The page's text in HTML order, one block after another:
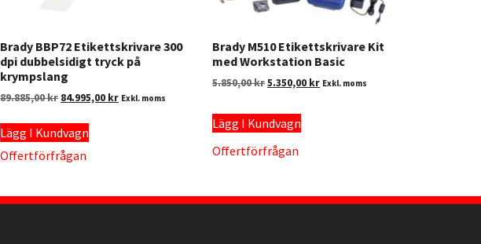
Brady BBP72 Etikettskrivare 300
dpi dubbelsidigt tryck på
krympslang
89.885,00kr 84.995,00 kr Exkl. moms
Lägg I Kundvagn
Offertförfrågan
Brady M510 Etikettskrivare Kit
med Workstation Basic
5.850,00kr5.350,00 kr Exkl. moms
Lägg I Kundvagn
Offertförfrågan